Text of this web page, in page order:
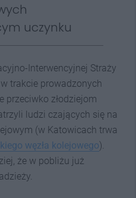
uczynku
Interwencyjnej Straży
trakcie prowadzonych
przeciwko złodziejom
ludzi czających się na
(w Katowicach trwa
węzła kolejowego).
że w pobliżu już